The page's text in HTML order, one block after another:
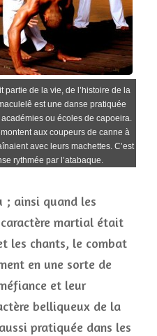
partie de la vie, de l’histoire de la
est une danse pratiquée
ou écoles de capoeira.
aux coupeurs de canne à
avec leurs machettes. C’est
rythmée par l’atabaque.
; ainsi quand les
martial était
les chants, le combat
en une sorte de
et leur
belliqueux de la
pratiquée dans les